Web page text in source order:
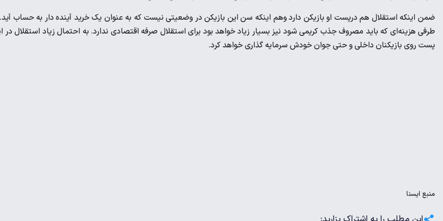
ضمن اینکه استقلال هم درپست او بازیکن دارد وهم اینکه سن این بازیکن در وضعیتی نیست که به عنوان یک خرید آینده دار به حساب آید.
طرفی هزینه‌ای که باید مصروف جذب کریمی شود نیز بسیار زیاد خواهد بود برای استقلال صرفه اقتصادی ندارد. به احتمال زیاد استقلال در
پست روی بازیکنان داخلی و حتی جوان خودش سرمایه گذاری خواهد کرد.
منبع ایسنا